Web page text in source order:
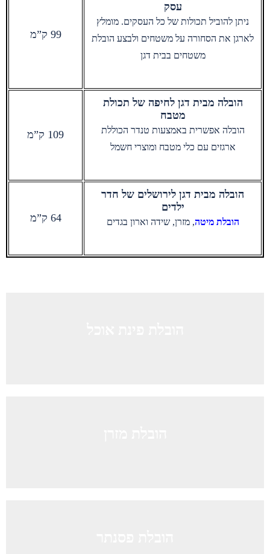
עסק
ניתן להוביל תכולות של כל העסקים. מומלץ
לארגן את הסחורה על משטחים ולבצע הובלת
משטחים בבית דגן
99 ק”מ
הובלה מבית דגן לחיפה של תכולת
מטבח
הובלה אפשרית באמצעות טנדר הכוללת
ארגזים עם כלי מטבח ומוצרי חשמל
109 ק”מ
הובלה מבית דגן לירושלים של חדר
ילדים
הובלת מיטה, מזרן, שידה וארון בגדים 64 ק”מ